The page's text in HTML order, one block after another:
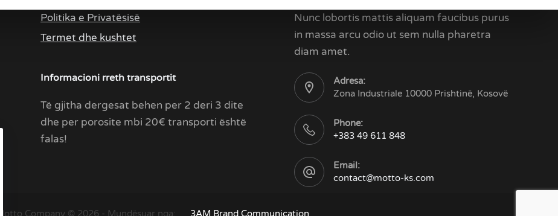
Politika e Privatësisë
Termet dhe kushtet
Informacioni rreth transportit
Të gjitha dergesat behen per 2 deri 3 dite
dhe per porosite mbi 20€ transporti është
falas!
Nunc lobortis mattis aliquam faucibus purus
in massa arcu odio ut sem nulla pharetra
diam amet.
Adresa:
Zona Industriale 10000 Prishtinë, Kosovë
Phone:
+383 49 611 848
Email:
contact@motto-ks.com
Motto Company © 2026 - Mundësuar nga: 3AM Brand Communication